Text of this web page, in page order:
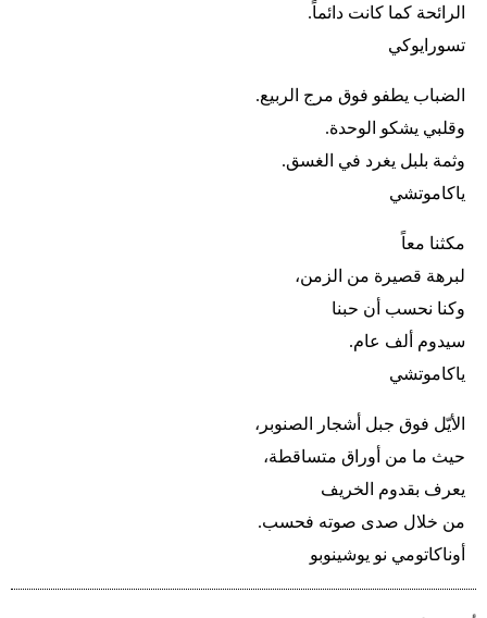
الرائحة كما كانت دائماً.
تسورايوكي
الضباب يطفو فوق مرج الربيع.
وقلبي يشكو الوحدة.
وثمة بلبل يغرد في الغسق.
ياكاموتشي
مكثنا معاً
لبرهة قصيرة من الزمن،
وكنا نحسب أن حبنا
سيدوم ألف عام.
ياكاموتشي
الأيّل فوق جبل أشجار الصنوبر،
حيث ما من أوراق متساقطة،
يعرف بقدوم الخريف
من خلال صدى صوته فحسب.
أوناكاتومي نو يوشينوبو